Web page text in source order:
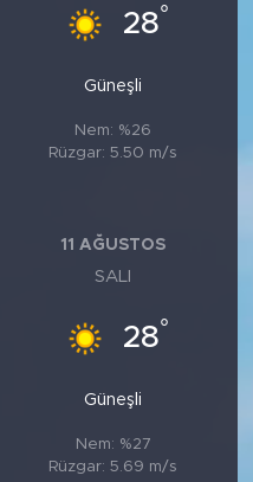
28°
Güneşli
Nem: %26
Rüzgar: 5.50 m/s
11 AĞUSTOS
SALI
28°
Güneşli
Nem: %27
Rüzgar: 5.69 m/s